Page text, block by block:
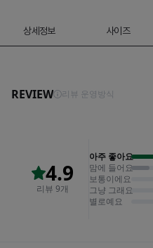
상세정보 사이즈